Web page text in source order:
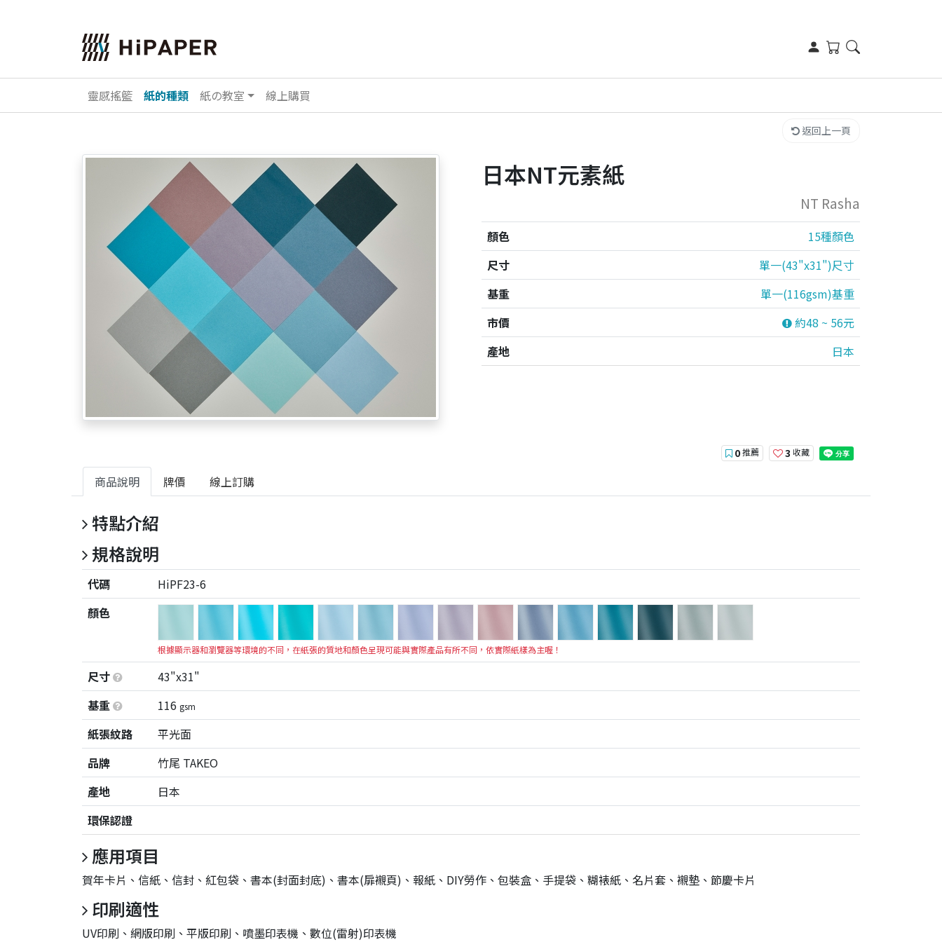
靈感搖籃 紙的種類 紙の教室 線上購買
返回上一頁
日本NT元素紙
NT Rasha
顏色
15種顏色
尺寸
單一(43"x31")尺寸
基重
單一(116gsm)基重
市價
約48 ~ 56元
產地
日本
0推薦 3 收藏
商品說明 牌價 線上訂購
特點介紹
規格說明
代碼
HiPF23-6
顏色
根據顯示器和瀏覽器等環境的不同，在紙張的質地和顏色呈現可能與實際產品有所不同，依實際紙樣為主喔！
尺寸
43"x31"
基重
116 gsm
紙張紋路
平光面
品牌
竹尾 TAKEO
產地
日本
環保認證
應用項目
賀年卡片、信紙、信封、紅包袋、書本(封面封底)、書本(扉襯頁)、報紙、DIY勞作、包裝盒、手提袋、糊裱紙、名片套、襯墊、節慶卡片
印刷適性
UV印刷、網版印刷、平版印刷、噴墨印表機、數位(雷射)印表機